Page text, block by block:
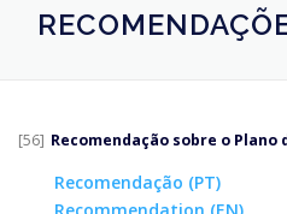
[56] Recomendação sobre o Plano
Recomendação (PT)